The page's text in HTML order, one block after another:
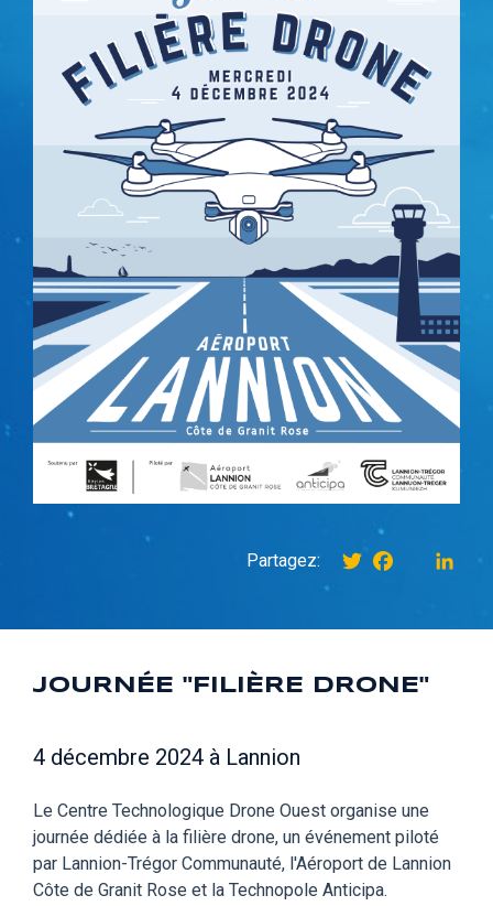
Partagez: TwitterFacebook
JOURNÉE "FILIÈRE DRONE"
4 décembre 2024 à Lannion
Le Centre Technologique Drone Ouest organise une
journée dédiée à la filière drone, un événement piloté
par Lannion-Trégor Communauté, l'Aéroport de Lannion
Côte de Granit Rose et la Technopole Anticipa.